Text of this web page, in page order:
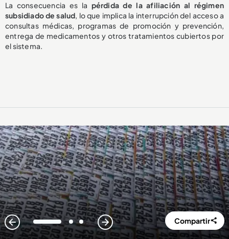
La consecuencia es la pérdida de la afiliación al régimen
subsidiado de salud, lo que implica la interrupción del acceso a
consultas médicas, programas de promoción y prevención,
entrega de medicamentos y otros tratamientos cubiertos por
el sistema.
1 2 3 Compartir